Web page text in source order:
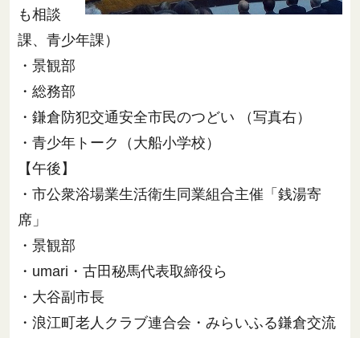
も相談
課、青少年課）
・景観部
・総務部
・鎌倉防犯交通安全市民のつどい （写真右）
・青少年トーク（大船小学校）
【午後】
・市公衆浴場業生活衛生同業組合主催「銭湯寄
席」
・景観部
・umari・古田秘馬代表取締役ら
・大谷副市長
・浪江町老人クラブ連合会・みらいふる鎌倉交流